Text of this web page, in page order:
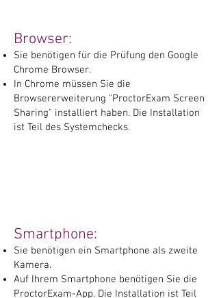
Browser:
Sie benötigen für die Prüfung den Google
Chrome Browser.
In Chrome müssen Sie die
Browsererweiterung "ProctorExam Screen
Sharing" installiert haben. Die Installation
ist Teil des Systemchecks.
Smartphone:
Sie benötigen ein Smartphone als zweite
Kamera.
Auf Ihrem Smartphone benötigen Sie die
ProctorExam-App. Die Installation ist Teil